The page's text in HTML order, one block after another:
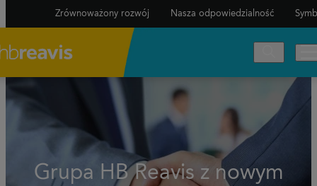
Zrównoważony rozwój Nasza odpowiedzialność
Grupa HB Reavis z nowym